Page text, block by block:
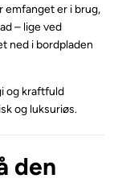
emfanget er i brug,
– lige ved
ned i bordpladen
og kraftfuld
og luksuriøs.
den